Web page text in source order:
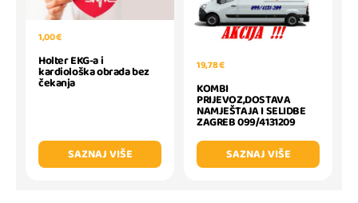
1,00 €
Holter EKG-a i
kardiološka obrada bez
čekanja
SAZNAJ VIŠE
19,78 €
KOMBI
PRIJEVOZ,DOSTAVA
NAMJEŠTAJA I SELIDBE
ZAGREB 099/4131209
SAZNAJ VIŠE